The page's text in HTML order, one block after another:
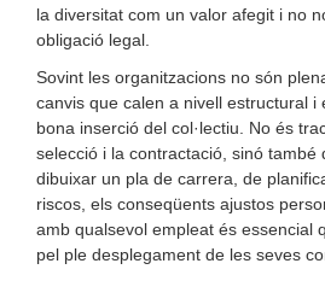
la diversitat com un valor afegit i no
obligació legal.
Sovint les organitzacions no són
canvis que calen a nivell estructural i
bona inserció del col·lectiu. No és
selecció i la contractació, sinó també
dibuixar un pla de carrera, de
riscos, els conseqüents ajustos
amb qualsevol empleat és essencial
pel ple desplegament de les seves